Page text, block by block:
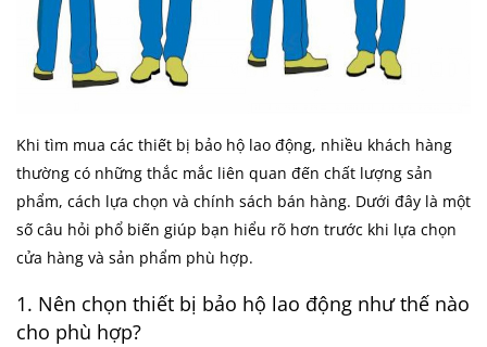
Khi tìm mua các thiết bị bảo hộ lao động, nhiều khách hàng
thường có những thắc mắc liên quan đến chất lượng sản
phẩm, cách lựa chọn và chính sách bán hàng. Dưới đây là một
số câu hỏi phổ biến giúp bạn hiểu rõ hơn trước khi lựa chọn
cửa hàng và sản phẩm phù hợp.
1. Nên chọn thiết bị bảo hộ lao động như thế nào
cho phù hợp?